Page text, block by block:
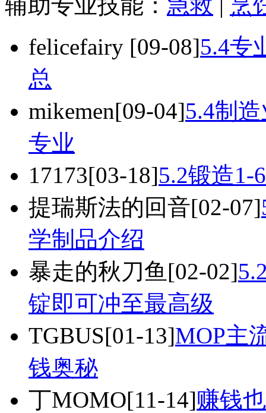
felicefairy [09-08]5.4专
总
mikemen[09-04]5.4制
专业
17173[03-18]5.2锻造1-
提瑞斯法的回音[02-07]
学制品介绍
暴走的秋刀鱼 [02-02]
锭即可冲至最高级
TGBUS[01-13]MOP主
钱奥秘
丁MOMO[11-14]赚钱